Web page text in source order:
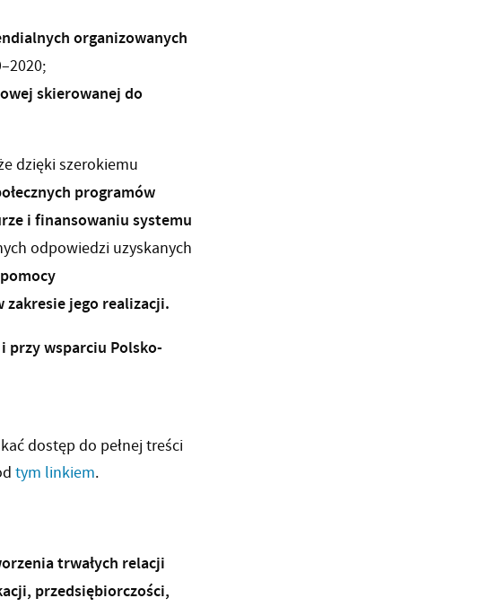
organizowanych
skierowanej do
dzięki szerokiemu
programów
i finansowaniu systemu
odpowiedzi uzyskanych
jego realizacji.
przy wsparciu Polsko-
dostęp do pełnej treści
tym linkiem.
trwałych relacji
przedsiębiorczości,